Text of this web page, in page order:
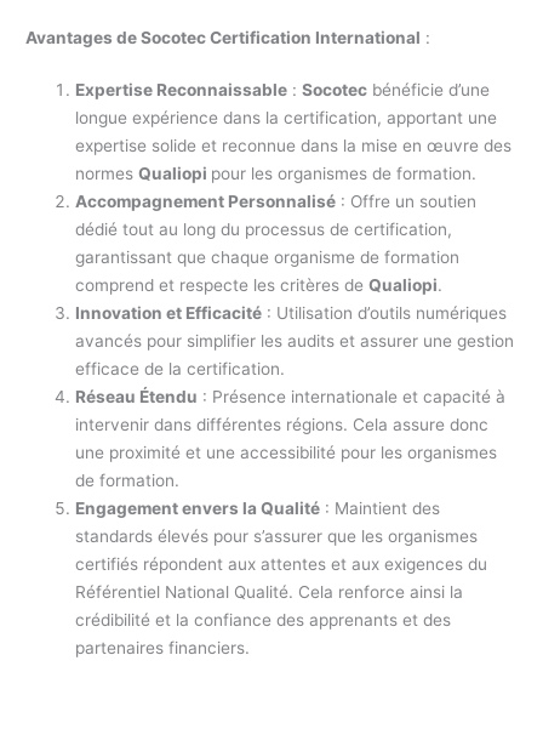
Avantages de Socotec Certification International :
Expertise Reconnaissable :Socotec bénéficie d’une
longue expérience dans la certification, apportant une
expertise solide et reconnue dans la mise en œuvre des
normesQualiopi pour les organismes de formation.
Accompagnement Personnalisé : Offre un soutien
dédié tout au long du processus de certification,
garantissant que chaque organisme de formation
comprend et respecte les critères deQualiopi.
Innovation et Efficacité : Utilisation d’outils numériques
avancés pour simplifier les audits et assurer une gestion
efficace de la certification.
Réseau Étendu : Présence internationale et capacité à
intervenir dans différentes régions. Cela assure donc
une proximité et une accessibilité pour les organismes
de formation.
Engagement envers la Qualité : Maintient des
standards élevés pour s’assurer que les organismes
certifiés répondent aux attentes et aux exigences du
Référentiel National Qualité. Cela renforce ainsi la
crédibilité et la confiance des apprenants et des
partenaires financiers.